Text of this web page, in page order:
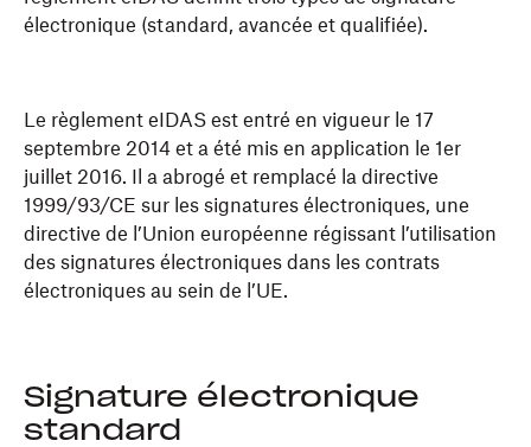
électronique (standard, avancée et qualifiée).
Le règlement eIDAS est entré en vigueur le 17
septembre 2014 et a été mis en application le 1er
juillet 2016. Il a abrogé et remplacé la directive
1999/93/CE sur les signatures électroniques, une
directive de l’Union européenne régissant l’utilisation
des signatures électroniques dans les contrats
électroniques au sein de l’UE.
Signature électronique
standard